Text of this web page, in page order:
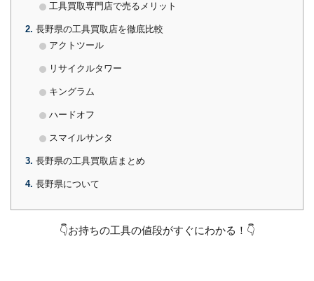
工具買取専門店で売るメリット
2 長野県の工具買取店を徹底比較
アクトツール
リサイクルタワー
キングラム
ハードオフ
スマイルサンタ
3 長野県の工具買取店まとめ
4 長野県について
👇お持ちの工具の値段がすぐにわかる！👇